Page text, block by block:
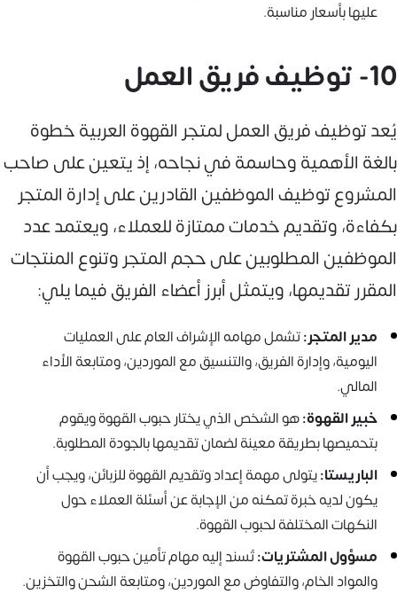
عليها بأسعار مناسبة.
10- توظيف فريق العمل
يُعد توظيف فريق العمل لمتجر القهوة العربية خطوة
بالغة الأهمية وحاسمة في نجاحه، إذ يتعين على صاحب
المشروع توظيف الموظفين القادرين على إدارة المتجر
بكفاءة، وتقديم خدمات ممتازة للعملاء، ويعتمد عدد
الموظفين المطلوبين على حجم المتجر وتنوع المنتجات
المقرر تقديمها، ويتمثل أبرز أعضاء الفريق فيما يلي:
مدير المتجر:تشمل مهامه الإشراف العام على العمليات
اليومية، وإدارة الفريق، والتنسيق مع الموردين، ومتابعة الأداء
المالي.
خبير القهوة:هو الشخص الذي يختار حبوب القهوة ويقوم
بتحميصها بطريقة معينة لضمان تقديمها بالجودة المطلوبة.
الباريستا:يتولى مهمة إعداد وتقديم القهوة للزبائن، ويجب أن
يكون لديه خبرة تمكنه من الإجابة عن أسئلة العملاء حول
النكهات المختلفة لحبوب القهوة.
مسؤول المشتريات:تُسند إليه مهام تأمين حبوب القهوة
والمواد الخام، والتفاوض مع الموردين، ومتابعة الشحن والتخزين.